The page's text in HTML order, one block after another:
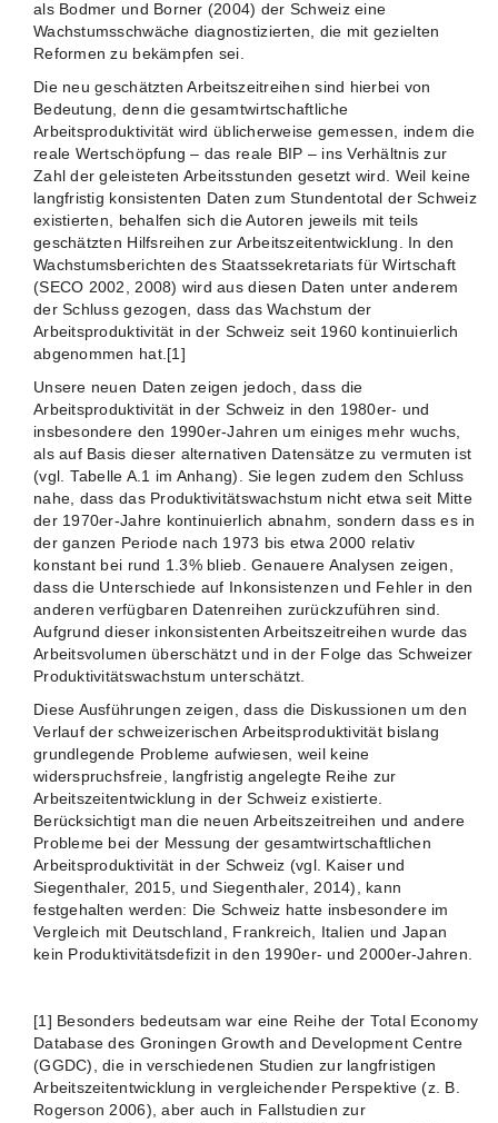
als Bodmer und Borner (2004) der Schweiz eine
Wachstumsschwäche diagnostizierten, die mit gezielten
Reformen zu bekämpfen sei.
Die neu geschätzten Arbeitszeitreihen sind hierbei von
Bedeutung, denn die gesamtwirtschaftliche
Arbeitsproduktivität wird üblicherweise gemessen, indem die
reale Wertschöpfung – das reale BIP – ins Verhältnis zur
Zahl der geleisteten Arbeitsstunden gesetzt wird. Weil keine
langfristig konsistenten Daten zum Stundentotal der Schweiz
existierten, behalfen sich die Autoren jeweils mit teils
geschätzten Hilfsreihen zur Arbeitszeitentwicklung. In den
Wachstumsberichten des Staatssekretariats für Wirtschaft
(SECO 2002, 2008) wird aus diesen Daten unter anderem
der Schluss gezogen, dass das Wachstum der
Arbeitsproduktivität in der Schweiz seit 1960 kontinuierlich
abgenommen hat.[1]
Unsere neuen Daten zeigen jedoch, dass die
Arbeitsproduktivität in der Schweiz in den 1980er- und
insbesondere den 1990er-Jahren um einiges mehr wuchs,
als auf Basis dieser alternativen Datensätze zu vermuten ist
(vgl. Tabelle A.1 im Anhang). Sie legen zudem den Schluss
nahe, dass das Produktivitätswachstum nicht etwa seit Mitte
der 1970er-Jahre kontinuierlich abnahm, sondern dass es in
der ganzen Periode nach 1973 bis etwa 2000 relativ
konstant bei rund 1.3% blieb. Genauere Analysen zeigen,
dass die Unterschiede auf Inkonsistenzen und Fehler in den
anderen verfügbaren Datenreihen zurückzuführen sind.
Aufgrund dieser inkonsistenten Arbeitszeitreihen wurde das
Arbeitsvolumen überschätzt und in der Folge das Schweizer
Produktivitätswachstum unterschätzt.
Diese Ausführungen zeigen, dass die Diskussionen um den
Verlauf der schweizerischen Arbeitsproduktivität bislang
grundlegende Probleme aufwiesen, weil keine
widerspruchsfreie, langfristig angelegte Reihe zur
Arbeitszeitentwicklung in der Schweiz existierte.
Berücksichtigt man die neuen Arbeitszeitreihen und andere
Probleme bei der Messung der gesamtwirtschaftlichen
Arbeitsproduktivität in der Schweiz (vgl. Kaiser und
Siegenthaler, 2015, und Siegenthaler, 2014), kann
festgehalten werden: Die Schweiz hatte insbesondere im
Vergleich mit Deutschland, Frankreich, Italien und Japan
kein Produktivitätsdefizit in den 1990er- und 2000er-Jahren.
[1] Besonders bedeutsam war eine Reihe der Total Economy
Database des Groningen Growth and Development Centre
(GGDC), die in verschiedenen Studien zur langfristigen
Arbeitszeitentwicklung in vergleichender Perspektive (z. B.
Rogerson 2006), aber auch in Fallstudien zur